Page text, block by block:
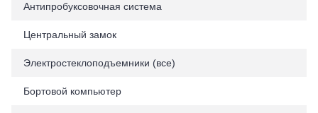
Антипробуксовочная система
Центральный замок
Электростеклоподъемники (все)
Бортовой компьютер